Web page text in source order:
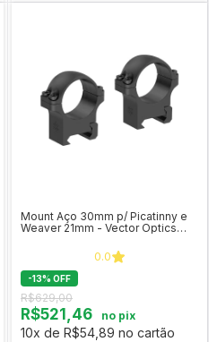
Mount Aço 30mm p/ Picatinny e
Weaver 21mm - Vector Optics
0.0
-13% OFF
R$629,00
R$521,46 no pix
10x de R$54,89 no cartão